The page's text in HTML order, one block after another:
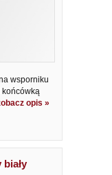
wsporniku
opis »